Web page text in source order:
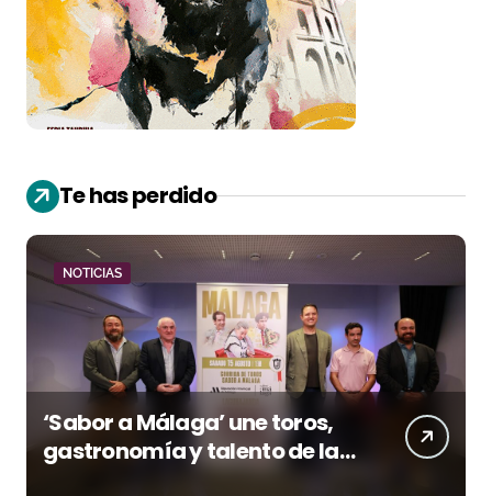
Te has perdido
NOTICIAS
‘Sabor a Málaga’ une toros,
gastronomía y talento de la
tierra en La Malagueta